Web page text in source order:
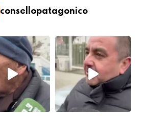
consellopatagonico